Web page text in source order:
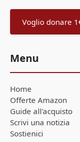
Voglio donare
Menu
Home
Offerte Amazon
Guide all'acquisto
Scrivi una notizia
Sostienici